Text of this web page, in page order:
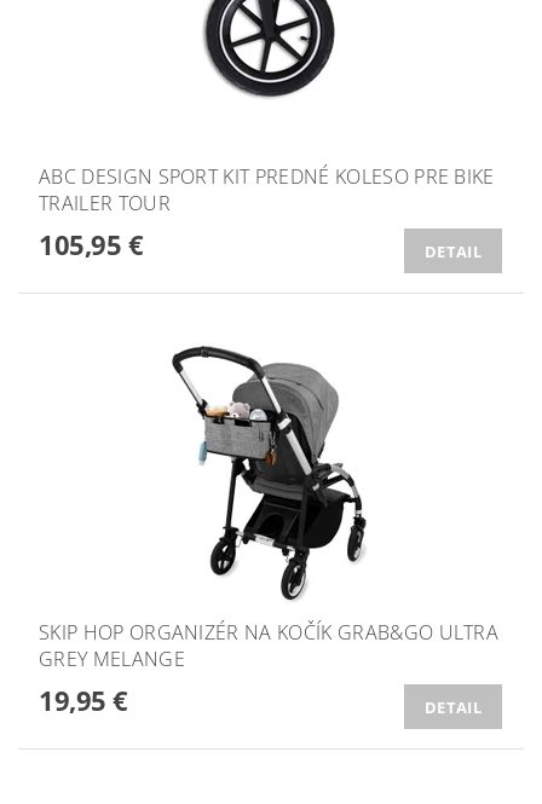
ABC DESIGN SPORT KIT PREDNÉ KOLESO PRE BIKE
TRAILER TOUR
105,95 € DETAIL
SKIP HOP ORGANIZÉR NA KOČÍK GRAB&GO ULTRA
GREY MELANGE
19,95 € DETAIL